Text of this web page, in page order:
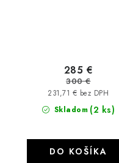
Skladom (2 ks)
231,71 € bez DPH
285 €
300 €
DO KOŠÍKA